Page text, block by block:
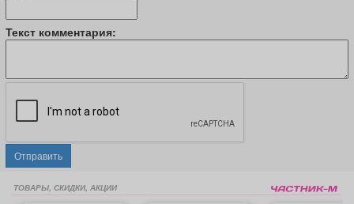
Текст комментария:
Отправить
ТОВАРЫ, СКИДКИ, АКЦИИ